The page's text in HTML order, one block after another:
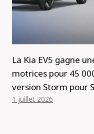
La Kia EV5 gagne
motrices pour 45
version Storm pour
1 juillet 2026